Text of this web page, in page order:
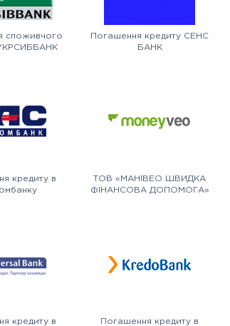
споживчого
Погашення кредиту СЕНС
БАНК
кредиту в
ТОВ «МАНІВЕО ШВИДКА
ФІНАНСОВА ДОПОМОГА»
кредиту в
Погашення кредиту в